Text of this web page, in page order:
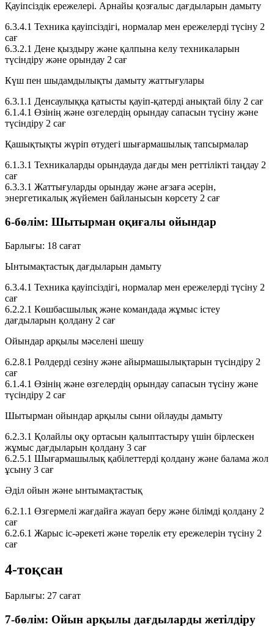
Қауіпсіздік ережелері. Арнайы қозғалыс дағдыларын дамыту
6.3.4.1 Техника қауіпсіздігі, нормалар мен ережелерді түсіну 2
сағ
6.3.2.1 Дене қыздыру және қалпына келу техникаларын
түсіндіру және орындау 2 сағ
Күш пен шыдамдылықты дамыту жаттығулары
6.3.1.1 Денсаулыққа қатысты қауіп-қатерді анықтай білу 2 сағ
6.1.4.1 Өзінің және өзгелердің орындау сапасын түсіну және
түсіндіру 2 сағ
Қашықтықты жүріп өтудегі шығармашылық тапсырмалар
6.1.3.1 Техникаларды орындауда дағды мен реттілікті таңдау 2
сағ
6.3.3.1 Жаттығуларды орындау және ағзаға әсерін,
энергетикалық жүйемен байланысын көрсету 2 сағ
6-бөлім: Шытырман оқиғалы ойындар
Барлығы: 18 сағат
Ынтымақтастық дағдыларын дамыту
6.3.4.1 Техника қауіпсіздігі, нормалар мен ережелерді түсіну 2
сағ
6.2.2.1 Көшбасшылық және командада жұмыс істеу
дағдыларын қолдану 2 сағ
Ойындар арқылы мәселені шешу
6.2.8.1 Рөлдерді сезіну және айырмашылықтарын түсіндіру 2
сағ
6.1.4.1 Өзінің және өзгелердің орындау сапасын түсіну және
түсіндіру 2 сағ
Шытырман ойындар арқылы сыни ойлауды дамыту
6.2.3.1 Қолайлы оқу ортасын қалыптастыру үшін бірлескен
жұмыс дағдыларын қолдану 3 сағ
6.2.5.1 Шығармашылық қабілеттерді қолдану және балама жол
ұсыну 3 сағ
Әділ ойын және ынтымақтастық
6.2.1.1 Өзгермелі жағдайға жауап беру және білімді қолдану 2
сағ
6.2.6.1 Жарыс іс-әрекеті және төрелік ету ережелерін түсіну 2
сағ
4-тоқсан
Барлығы: 27 сағат
7-бөлім: Ойын арқылы дағдыларды жетілдіру